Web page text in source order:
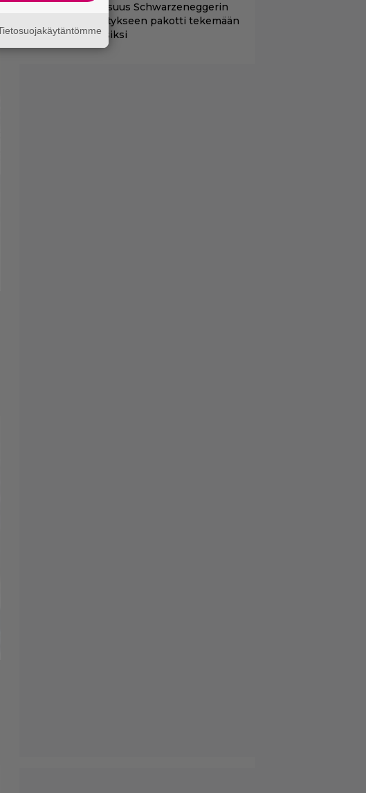
samankaltaisuus Schwarzeneggerin
toimintatykitykseen pakotti tekemään
kässärin uusiksi